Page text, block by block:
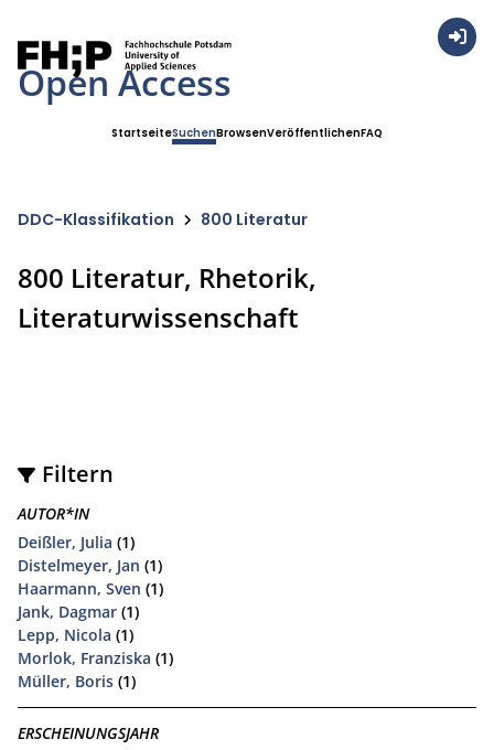
Open Access
StartseiteSuchenBrowsenVeröffentlichenFAQ
DDC-Klassifikation 800 Literatur
800 Literatur, Rhetorik,
Literaturwissenschaft
Filtern
AUTOR*IN
Deißler, Julia (1)
Distelmeyer, Jan (1)
Haarmann, Sven (1)
Jank, Dagmar (1)
Lepp, Nicola (1)
Morlok, Franziska (1)
Müller, Boris (1)
ERSCHEINUNGSJAHR